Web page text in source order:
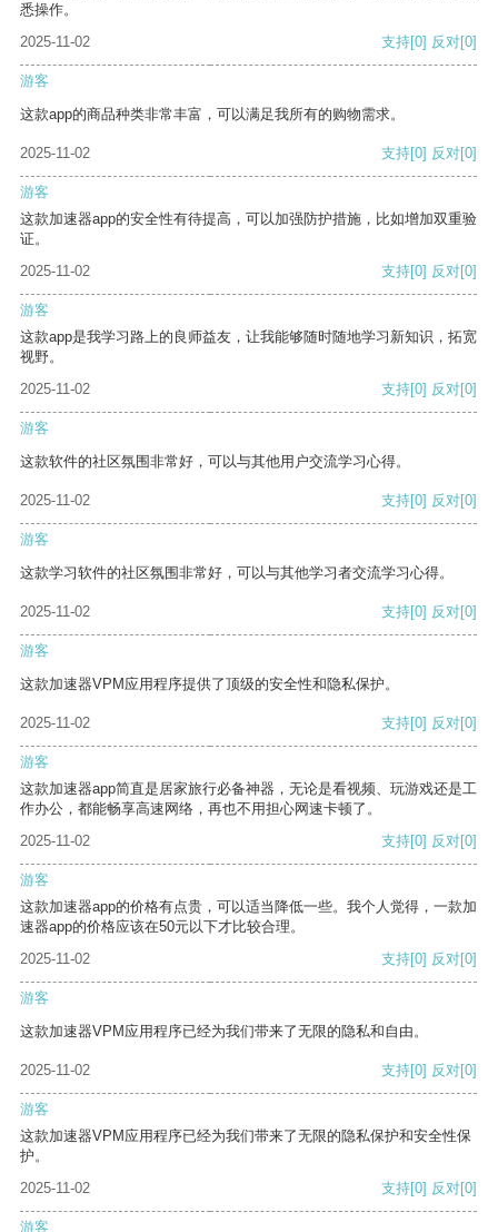
悉操作。
2025-11-02
支持[0] 反对[0]
游客
这款app的商品种类非常丰富，可以满足我所有的购物需求。
2025-11-02 支持[0] 反对[0]
游客
这款加速器app的安全性有待提高，可以加强防护措施，比如增加双重验
证。
2025-11-02
支持[0] 反对[0]
游客
这款app是我学习路上的良师益友，让我能够随时随地学习新知识，拓宽
视野。
2025-11-02
支持[0] 反对[0]
游客
这款软件的社区氛围非常好，可以与其他用户交流学习心得。
2025-11-02 支持[0] 反对[0]
游客
这款学习软件的社区氛围非常好，可以与其他学习者交流学习心得。
2025-11-02 支持[0] 反对[0]
游客
这款加速器VPM应用程序提供了顶级的安全性和隐私保护。
2025-11-02 支持[0] 反对[0]
游客
这款加速器app简直是居家旅行必备神器，无论是看视频、玩游戏还是工
作办公，都能畅享高速网络，再也不用担心网速卡顿了。
2025-11-02
支持[0] 反对[0]
游客
这款加速器app的价格有点贵，可以适当降低一些。我个人觉得，一款加
速器app的价格应该在50元以下才比较合理。
2025-11-02
支持[0] 反对[0]
游客
这款加速器VPM应用程序已经为我们带来了无限的隐私和自由。
2025-11-02 支持[0] 反对[0]
游客
这款加速器VPM应用程序已经为我们带来了无限的隐私保护和安全性保
护。
2025-11-02
支持[0] 反对[0]
游客